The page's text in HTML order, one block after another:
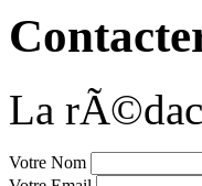
La
Votre Nom